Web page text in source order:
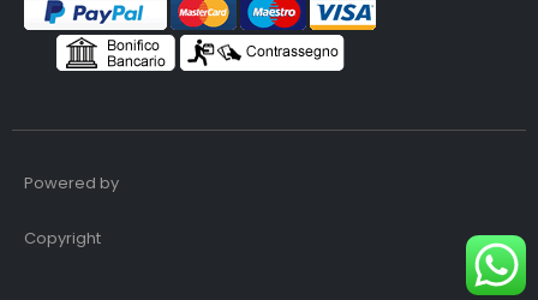
Powered by
Copyright